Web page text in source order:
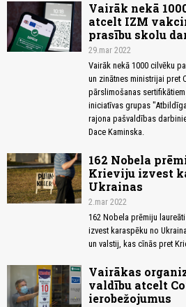
Vairāk nekā
atcelt IZM
prasību skolu
29.mar 2022
Vairāk nekā 1000 cilvēku
un zinātnes ministrijai pret
pārslimošanas
iniciatīvas grupas
rajona pašvaldības
Dace Kaminska.
162 Nobela
Krieviju izvest
Ukrainas
2.mar 2022
162 Nobela prēmiju
izvest karaspēku no
un valstij, kas cīnās pret
Vairākas
valdību atcelt
ierobežojumus